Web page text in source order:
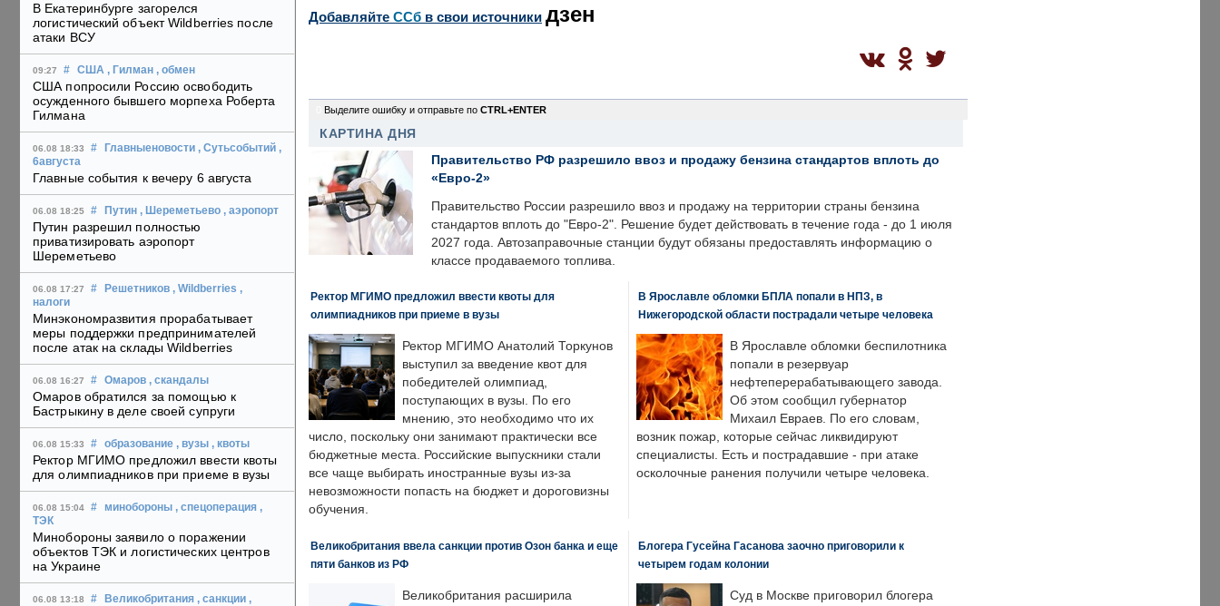
В Екатеринбурге загорелся
логистический объект Wildberries после
атаки ВСУ
09:27 # США , Гилман , обмен
США попросили Россию освободить
осужденного бывшего морпеха Роберта
Гилмана
06.08 18:33 # Главныеновости , Сутьсобытий ,
6августа
Главные события к вечеру 6 августа
06.08 18:25 # Путин , Шереметьево , аэропорт
Путин разрешил полностью
приватизировать аэропорт
Шереметьево
06.08 17:27 # Решетников , Wildberries ,
налоги
Минэкономразвития прорабатывает
меры поддержки предпринимателей
после атак на склады Wildberries
06.08 16:27 # Омаров , скандалы
Омаров обратился за помощью к
Бастрыкину в деле своей супруги
06.08 15:33 # образование , вузы , квоты
Ректор МГИМО предложил ввести квоты
для олимпиадников при приеме в вузы
06.08 15:04 # минобороны , спецоперация ,
ТЭК
Минобороны заявило о поражении
объектов ТЭК и логистических центров
на Украине
06.08 13:18 # Великобритания , санкции ,
Добавляйте CСб в свои источники дзен
Выделите ошибку и отправьте по CTRL+ENTER
КАРТИНА ДНЯ
Правительство РФ разрешило ввоз и продажу бензина стандартов вплоть до
«Евро-2»
Правительство России разрешило ввоз и продажу на территории страны бензина
стандартов вплоть до "Евро-2". Решение будет действовать в течение года - до 1 июля
2027 года. Автозаправочные станции будут обязаны предоставлять информацию о
классе продаваемого топлива.
Ректор МГИМО предложил ввести квоты для
олимпиадников при приеме в вузы
Ректор МГИМО Анатолий Торкунов
выступил за введение квот для
победителей олимпиад,
поступающих в вузы. По его
мнению, это необходимо что их
число, поскольку они занимают практически все
бюджетные места. Российские выпускники стали
все чаще выбирать иностранные вузы из-за
невозможности попасть на бюджет и дороговизны
обучения.
В Ярославле обломки БПЛА попали в НПЗ, в
Нижегородской области пострадали четыре человека
В Ярославле обломки беспилотника
попали в резервуар
нефтеперерабатывающего завода.
Об этом сообщил губернатор
Михаил Евраев. По его словам,
возник пожар, которые сейчас ликвидируют
специалисты. Есть и пострадавшие - при атаке
осколочные ранения получили четыре человека.
Великобритания ввела санкции против Озон банка и еще
пяти банков из РФ
Великобритания расширила
Блогера Гусейна Гасанова заочно приговорили к
четырем годам колонии
Суд в Москве приговорил блогера